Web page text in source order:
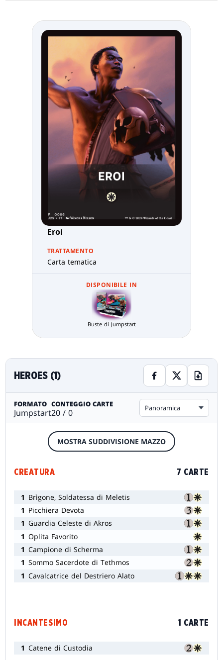
Eroi
TRATTAMENTO
Carta tematica
DISPONIBILE IN
Buste di Jumpstart
HEROES (1)
FORMATO
Jumpstart
CONTEGGIO CARTE
20 / 0 Panoramica
MOSTRA SUDDIVISIONE MAZZO
CREATURA 7 CARTE
1 Brìgone, Soldatessa di Meletis
1 Picchiera Devota
1 Guardia Celeste di Akros
1 Oplita Favorito
1 Campione di Scherma
1 Sommo Sacerdote di Tethmos
1 Cavalcatrice del Destriero Alato
INCANTESIMO 1 CARTE
1 Catene di Custodia